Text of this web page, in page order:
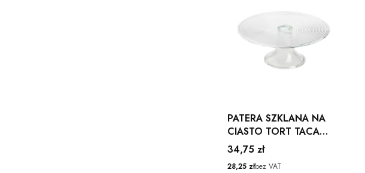
PATERA SZKLANA NA
CIASTO TORT TACA
OWOCE SPIRALA
Cena
34,75 zł
Cena
28,25 złbez VAT